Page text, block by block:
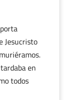
Jesucristo
en
todos